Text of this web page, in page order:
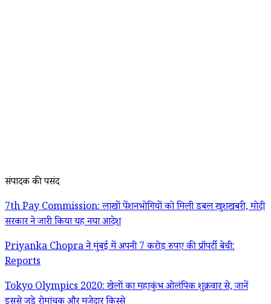
संपादक की पसंद
7th Pay Commission: लाखों पेंशनभोगियों को मिली डबल खुशखबरी, मोदी
सरकार ने जारी किया यह नया आदेश
Priyanka Chopra ने मुंबई में अपनी 7 करोड़ रुपए की प्रॉपर्टी बेची:
Reports
Tokyo Olympics 2020: खेलों का महाकुंभ ओलंपिक शुक्रवार से, जानें